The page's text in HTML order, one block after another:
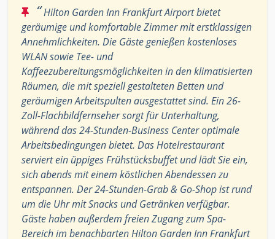
“Hilton Garden Inn Frankfurt Airport bietet
geräumige und komfortable Zimmer mit erstklassigen
Annehmlichkeiten. Die Gäste genießen kostenloses
WLAN sowie Tee- und
Kaffeezubereitungsmöglichkeiten in den klimatisierten
Räumen, die mit speziell gestalteten Betten und
geräumigen Arbeitspulten ausgestattet sind. Ein 26-
Zoll-Flachbildfernseher sorgt für Unterhaltung,
während das 24-Stunden-Business Center optimale
Arbeitsbedingungen bietet. Das Hotelrestaurant
serviert ein üppiges Frühstücksbuffet und lädt Sie ein,
sich abends mit einem köstlichen Abendessen zu
entspannen. Der 24-Stunden-Grab & Go-Shop ist rund
um die Uhr mit Snacks und Getränken verfügbar.
Gäste haben außerdem freien Zugang zum Spa-
Bereich im benachbarten Hilton Garden Inn Frankfurt